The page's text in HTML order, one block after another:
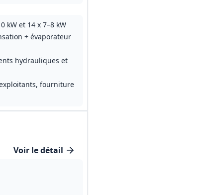
kW et 14 x 7–8 kW
+ évaporateur
hydrauliques et
fourniture
Voir le détail